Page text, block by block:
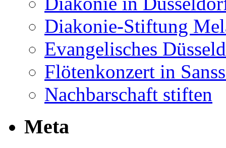
Diakonie-Stiftung
Evangelisches
Flötenkonzert in
Nachbarschaft stiften
Meta